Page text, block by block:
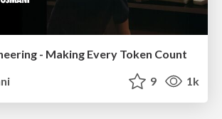
- Making Every Token Count
9 1k